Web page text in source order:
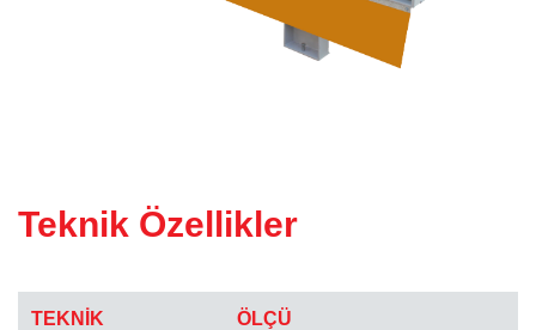
Teknik Özellikler
TEKNİK
ÖLÇÜ